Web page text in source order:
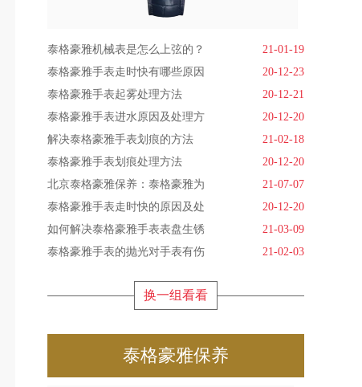
泰格豪雅机械表是怎么上弦的？
21-01-19
泰格豪雅手表走时快有哪些原因
20-12-23
泰格豪雅手表起雾处理方法
20-12-21
泰格豪雅手表进水原因及处理方
20-12-20
解决泰格豪雅手表划痕的方法
21-02-18
泰格豪雅手表划痕处理方法
20-12-20
北京泰格豪雅保养：泰格豪雅为
21-07-07
泰格豪雅手表走时快的原因及处
20-12-20
如何解决泰格豪雅手表表盘生锈
21-03-09
泰格豪雅手表的抛光对手表有伤
21-02-03
换一组看看
泰格豪雅保养